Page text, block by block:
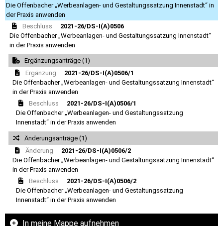
Die Offenbacher „Werbeanlagen- und Gestaltungssatzung Innenstadt“ in
der Praxis anwenden
Beschluss
2021-26/DS-I(A)0506
Die Offenbacher „Werbeanlagen- und Gestaltungssatzung Innenstadt“
in der Praxis anwenden
Ergänzungsanträge (1)
Ergänzung
2021-26/DS-I(A)0506/1
Die Offenbacher „Werbeanlagen- und Gestaltungssatzung Innenstadt“
in der Praxis anwenden
Beschluss
2021-26/DS-I(A)0506/1
Die Offenbacher „Werbeanlagen- und Gestaltungssatzung
Innenstadt“ in der Praxis anwenden
Änderungsanträge (1)
Änderung
2021-26/DS-I(A)0506/2
Die Offenbacher „Werbeanlagen- und Gestaltungssatzung Innenstadt“
in der Praxis anwenden
Beschluss
2021-26/DS-I(A)0506/2
Die Offenbacher „Werbeanlagen- und Gestaltungssatzung
Innenstadt“ in der Praxis anwenden
In meine Mappe aufnehmen